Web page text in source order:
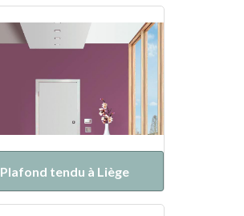
Plafond tendu à Liège